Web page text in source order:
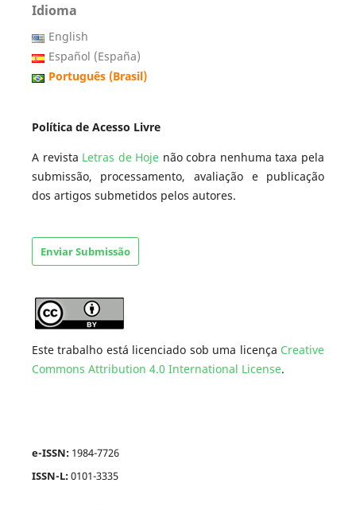
Idioma
English
Español (España)
Português (Brasil)
Política de Acesso Livre
A revista Letras de Hoje não cobra nenhuma taxa pela
submissão, processamento, avaliação e publicação
dos artigos submetidos pelos autores.
Enviar Submissão
Este trabalho está licenciado sob uma licença Creative
Commons Attribution 4.0 International License.
e-ISSN: 1984-7726
ISSN-L:0101-3335